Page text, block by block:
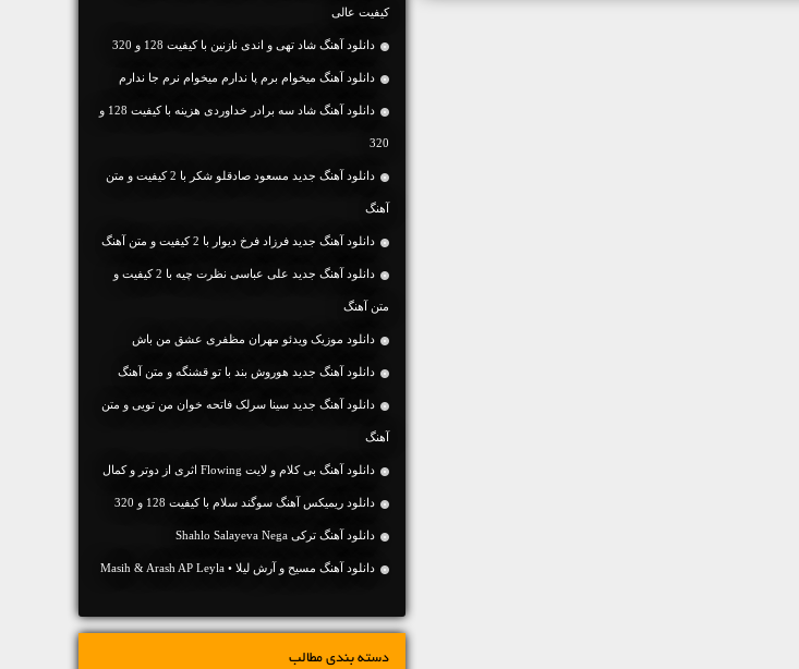
کیفیت عالی
دانلود آهنگ شاد تهی و اندی نازنین با کیفیت 128 و 320
دانلود آهنگ میخوام برم پا ندارم میخوام نرم جا ندارم
دانلود آهنگ شاد سه برادر خداوردی هزینه با کیفیت 128 و
320
دانلود آهنگ جديد مسعود صادقلو شکر با 2 کیفیت و متن
آهنگ
دانلود آهنگ جديد فرزاد فرخ دیوار با 2 کیفیت و متن آهنگ
دانلود آهنگ جديد علی عباسی نظرت چیه با 2 کیفیت و
متن آهنگ
دانلود موزیک ویدئو مهران مظفری عشق من باش
دانلود آهنگ جديد هوروش بند با تو قشنگه و متن آهنگ
دانلود آهنگ جديد سینا سرلک فاتحه خوان من تویی و متن
آهنگ
دانلود آهنگ بی کلام و لایت Flowing اثری از دوتر و کمال
دانلود ریمیکس آهنگ سوگند سلام با کیفیت 128 و 320
دانلود آهنگ ترکی Shahlo Salayeva Nega
دانلود آهنگ مسیح و آرش لیلا • Masih & Arash AP Leyla
دسته بندی مطالب